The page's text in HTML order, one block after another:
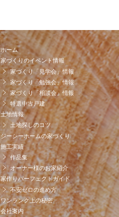
子
ホーム
家づくりのイベント情報
家づくり「見学会」情報
家づくり「勉強会」情報
家づくり「相談会」情報
特選中古戸建
土地情報
土地探しのコツ
ジーシーホームの家づくり
施工実績
作品集
オーナー様のお家紹介
家作りパーフェクトガイド
不安ゼロの進め方
ワンランク上の秘密
会社案内